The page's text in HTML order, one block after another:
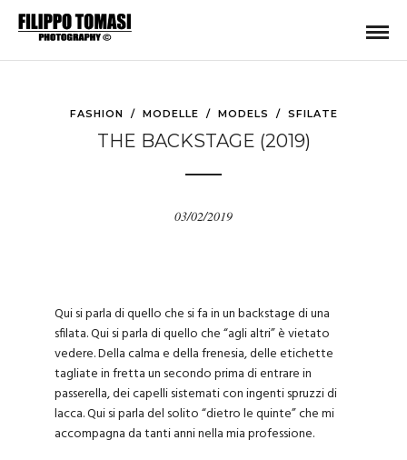
FASHION / MODELLE / MODELS / SFILATE
THE BACKSTAGE (2019)
03/02/2019
Qui si parla di quello che si fa in un backstage di una
sfilata. Qui si parla di quello che “agli altri” è vietato
vedere. Della calma e della frenesia, delle etichette
tagliate in fretta un secondo prima di entrare in
passerella, dei capelli sistemati con ingenti spruzzi di
lacca. Qui si parla del solito “dietro le quinte” che mi
accompagna da tanti anni nella mia professione.